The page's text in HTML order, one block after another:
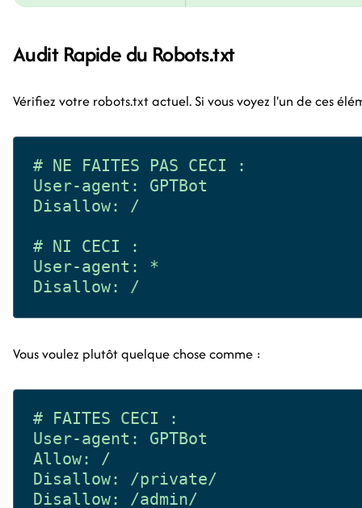
Audit Rapide du Robots.txt
Vérifiez votre robots.txt actuel. Si vous voyez l'un de ces
# NE FAITES PAS CECI :
User-agent: GPTBot
Disallow: /
# NI CECI :
User-agent: *
Vous voulez plutôt quelque chose comme :
# FAITES CECI :
User-agent: GPTBot
Allow: /
Disallow: /private/